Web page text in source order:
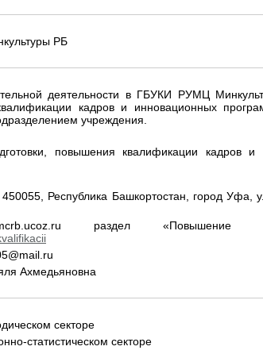
РБ
деятельности в ГБУКИ РУМЦ
кадров и инновационных
учреждения.
повышения квалификации кадров и
Республика Башкортостан, город Уфа,
раздел «Повышение
Ахмедьяновна
секторе
статистическом секторе